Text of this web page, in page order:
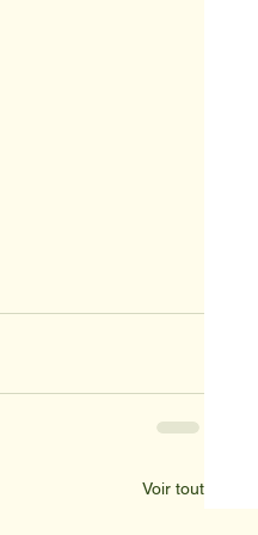
Voir tout